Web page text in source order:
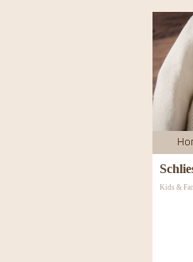
Kids &